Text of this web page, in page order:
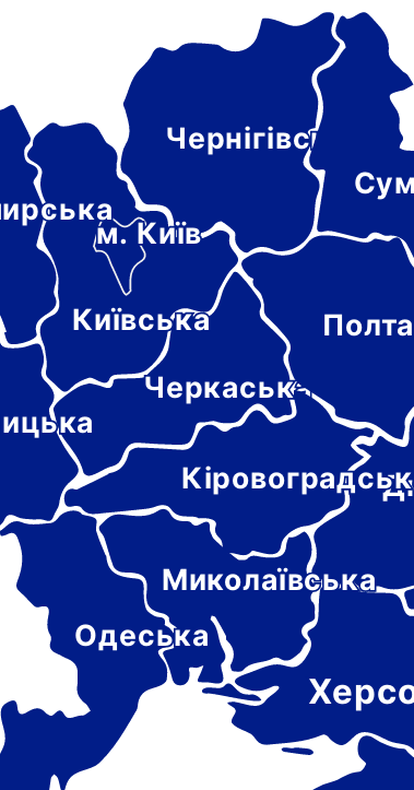
Черкаська
Чернігівська
Київська
м. Київ
Миколаївська
Одеська